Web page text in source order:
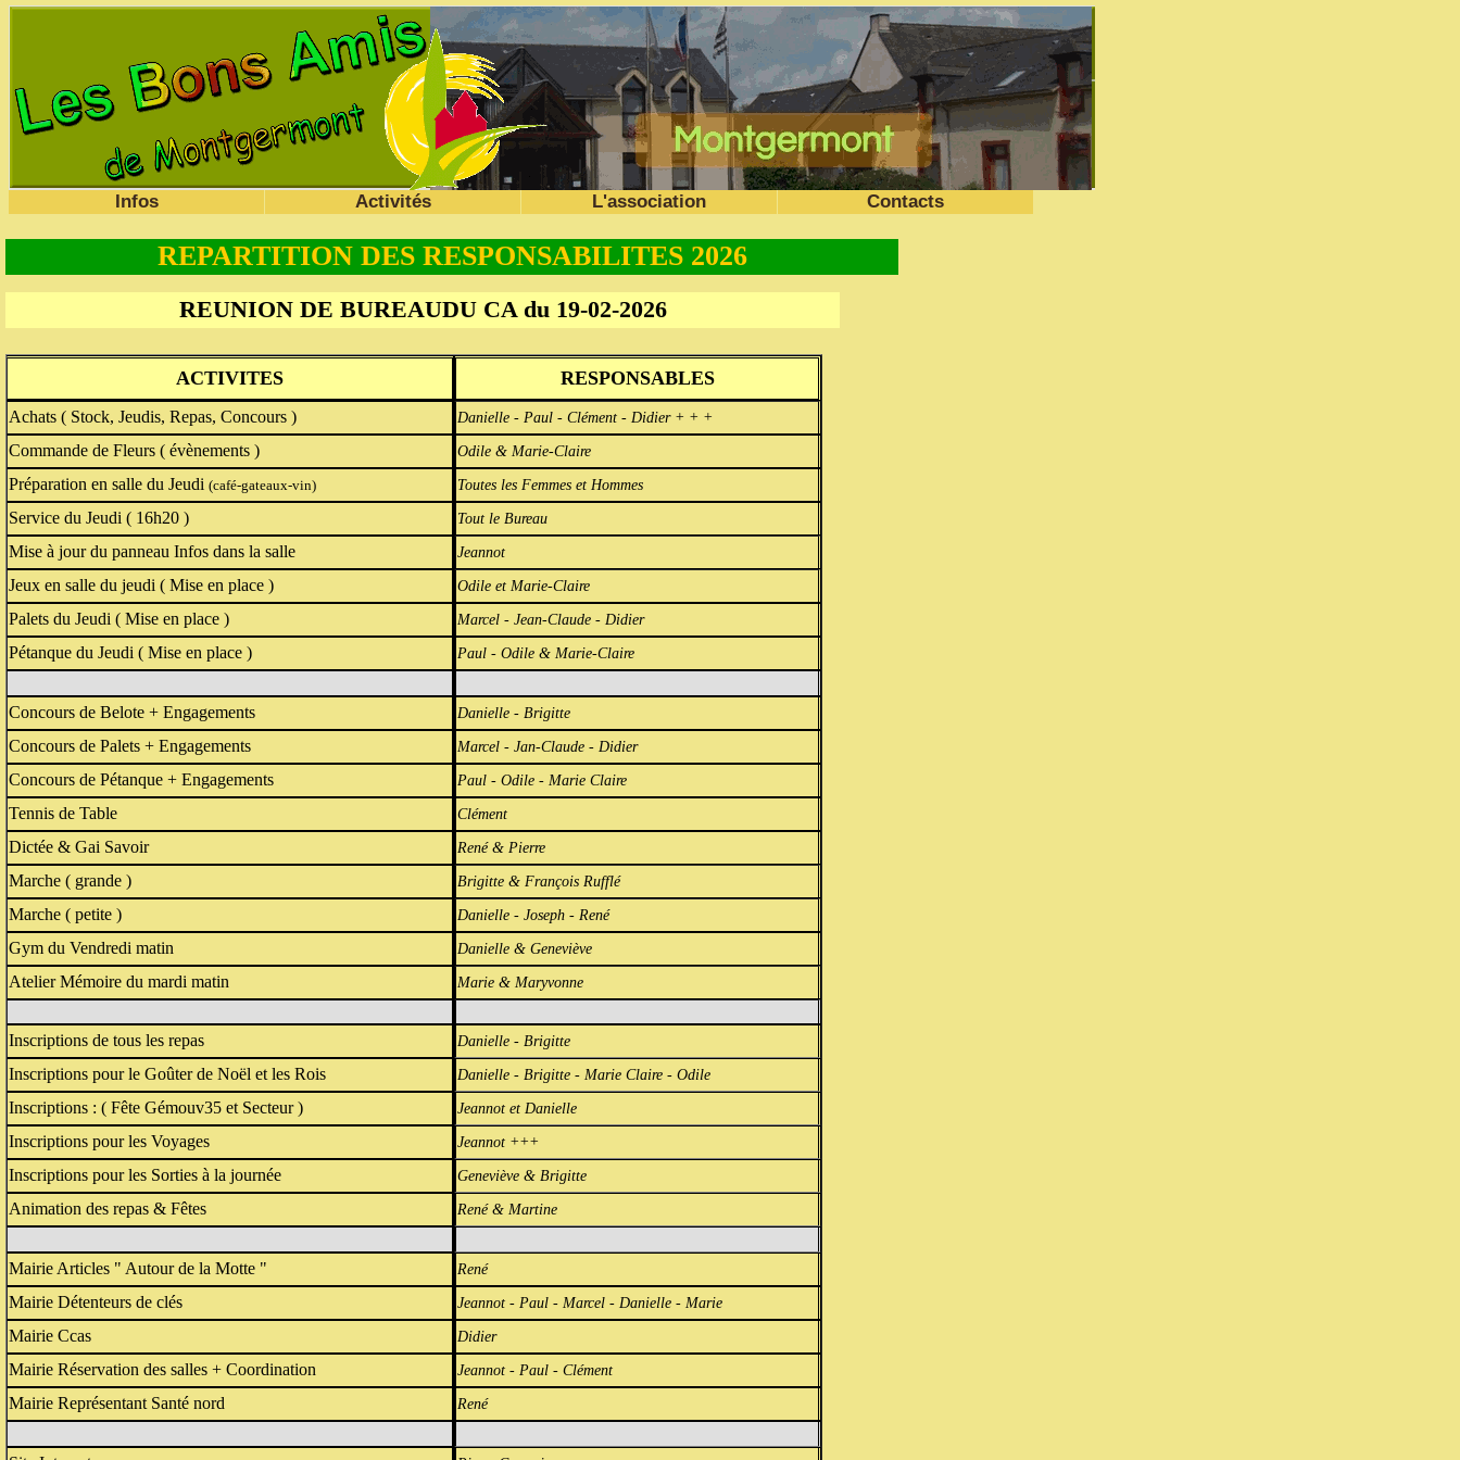
Infos Activités L'association Contacts
REPARTITION DES RESPONSABILITES 2026
REUNION DE BUREAUDU CA du 19-02-2026
ACTIVITES RESPONSABLES
Achats ( Stock, Jeudis, Repas, Concours ) Danielle - Paul - Clément - Didier + + +
Commande de Fleurs ( évènements ) Odile & Marie-Claire
Préparation en salle du Jeudi (café-gateaux-vin) Toutes les Femmes et Hommes
Service du Jeudi ( 16h20 ) Tout le Bureau
Mise à jour du panneau Infos dans la salle Jeannot
Jeux en salle du jeudi ( Mise en place ) Odile et Marie-Claire
Palets du Jeudi ( Mise en place ) Marcel - Jean-Claude - Didier
Pétanque du Jeudi ( Mise en place ) Paul - Odile & Marie-Claire
Concours de Belote + Engagements Danielle - Brigitte
Concours de Palets + Engagements Marcel - Jan-Claude - Didier
Concours de Pétanque + Engagements Paul - Odile - Marie Claire
Tennis de Table Clément
Dictée & Gai Savoir René & Pierre
Marche ( grande ) Brigitte & François Rufflé
Marche ( petite ) Danielle - Joseph - René
Gym du Vendredi matin Danielle & Geneviève
Atelier Mémoire du mardi matin Marie & Maryvonne
Inscriptions de tous les repas Danielle - Brigitte
Inscriptions pour le Goûter de Noël et les Rois Danielle - Brigitte - Marie Claire - Odile
Inscriptions : ( Fête Gémouv35 et Secteur ) Jeannot et Danielle
Inscriptions pour les Voyages Jeannot +++
Inscriptions pour les Sorties à la journée Geneviève & Brigitte
Animation des repas & Fêtes René & Martine
Mairie Articles " Autour de la Motte " René
Mairie Détenteurs de clés Jeannot - Paul - Marcel - Danielle - Marie
Mairie Ccas Didier
Mairie Réservation des salles + Coordination Jeannot - Paul - Clément
Mairie Représentant Santé nord René